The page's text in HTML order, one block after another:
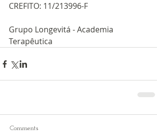
CREFITO: 11/213996-F
Grupo Longevitá - Academia
Terapêutica
Comments